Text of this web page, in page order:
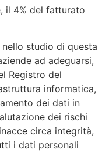
il 4% del fatturato
studio di questa
ad adeguarsi,
Registro del
informatica,
dei dati in
dei rischi
circa integrità,
i dati personali